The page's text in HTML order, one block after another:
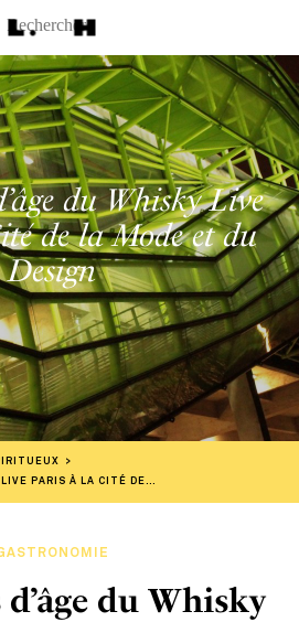
du Whisky Live
de la Mode et du
Design
LES 15 ANS D’ÂGE DU WHISKY LIVE PARIS À LA CITÉ DE LA MODE ET DU DESIGN
d’âge du Whisky